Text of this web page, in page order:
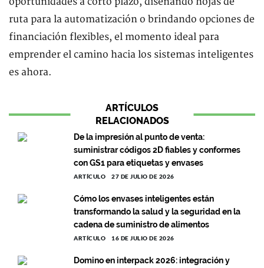
ruta para la automatización o brindando opciones de
financiación flexibles, el momento ideal para
emprender el camino hacia los sistemas inteligentes
es ahora.
ARTÍCULOS
RELACIONADOS
De la impresión al punto de venta:
suministrar códigos 2D fiables y conformes
con GS1 para etiquetas y envases
ARTÍCULO 27 DE JULIO DE 2026
Cómo los envases inteligentes están
transformando la salud y la seguridad en la
cadena de suministro de alimentos
ARTÍCULO 16 DE JULIO DE 2026
Domino en interpack 2026: integración y